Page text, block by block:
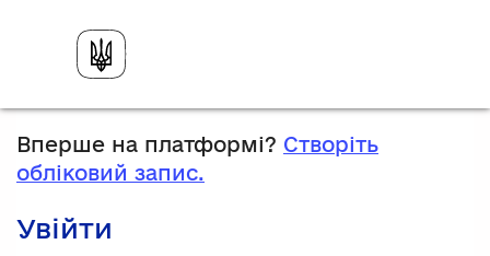
Вперше на платформі? Створіть
обліковий запис.
Увійти